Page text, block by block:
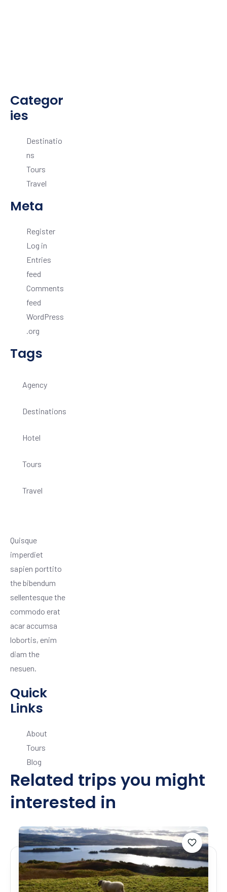
Categor
ies
Destinatio
ns
Tours
Travel
Meta
Register
Log in
Entries
feed
Comments
feed
WordPress
.org
Tags
Agency
Destinations
Hotel
Tours
Travel
Quisque
imperdiet
sapien porttito
the bibendum
sellentesque the
commodo erat
acar accumsa
lobortis, enim
diam the
nesuen.
Quick
Links
About
Tours
Blog
Related trips you might
interested in